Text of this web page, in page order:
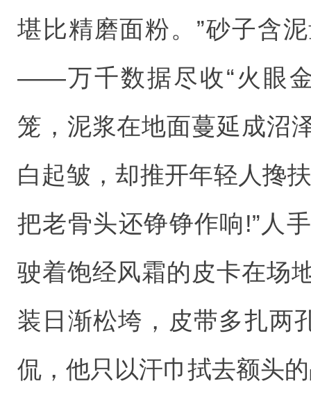
堪比精磨面粉。”砂子含
——万千数据尽收“火眼
笼，泥浆在地面蔓延成沼
白起皱，却推开年轻人搀
把老骨头还铮铮作响!”人
驶着饱经风霜的皮卡在场
装日渐松垮，皮带多扎两
侃，他只以汗巾拭去额头